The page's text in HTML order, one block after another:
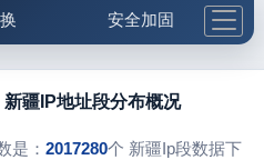
安全加固
更多工具
大红包
疆IP地址段分布概况
是： 2017280个 新疆Ip段数据下